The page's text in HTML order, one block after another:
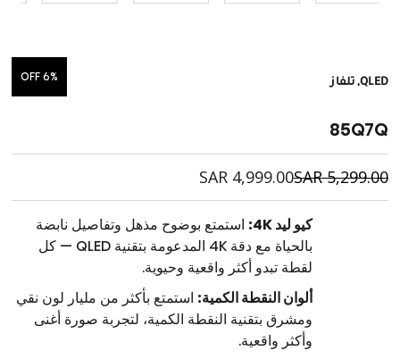
QLED, تلفاز 6% OFF
85Q7Q
SAR5,299.00
SAR4,999.00
كيو ليد 4K:
استمتع بوضوح مذهل وتفاصيل نابضة
بالحياة مع دقة ‎4K‎ المدعومة بتقنية ‎QLED‎ — كل
لقطة تبدو أكثر واقعية وحيوية.
ألوان النقطة الكمية: استمتع بأكثر من مليار لون نقي
ومشرق بتقنية النقطة الكمية، لتجربة صورة أغنى
وأكثر واقعية.